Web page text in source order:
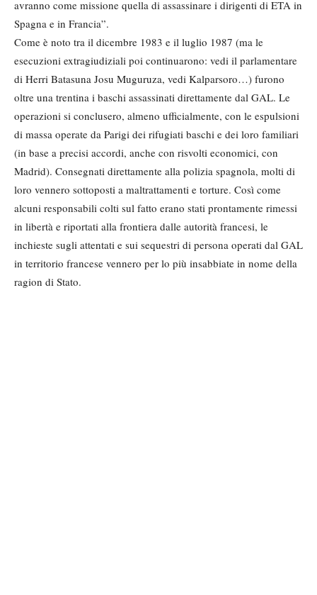
avranno come missione quella di assassinare i dirigenti di ETA in
Spagna e in Francia”.
Come è noto tra il dicembre 1983 e il luglio 1987 (ma le
esecuzioni extragiudiziali poi continuarono: vedi il parlamentare
di Herri Batasuna Josu Muguruza, vedi Kalparsoro…) furono
oltre una trentina i baschi assassinati direttamente dal GAL. Le
operazioni si conclusero, almeno ufficialmente, con le espulsioni
di massa operate da Parigi dei rifugiati baschi e dei loro familiari
(in base a precisi accordi, anche con risvolti economici, con
Madrid). Consegnati direttamente alla polizia spagnola, molti di
loro vennero sottoposti a maltrattamenti e torture. Così come
alcuni responsabili colti sul fatto erano stati prontamente rimessi
in libertà e riportati alla frontiera dalle autorità francesi, le
inchieste sugli attentati e sui sequestri di persona operati dal GAL
in territorio francese vennero per lo più insabbiate in nome della
ragion di Stato.